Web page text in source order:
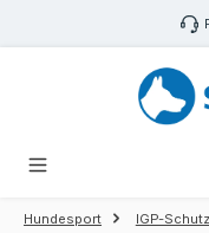
Zum Hauptinhalt springen
Hundesport IGP-